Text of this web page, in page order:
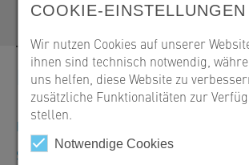
Kontakt
Bestellungen, Angebote und
SW Umwelttechnik Österreich GmbH
COOKIE-EINSTELLUNGEN
Wir nutzen Cookies auf unserer
ihnen sind technisch notwendig,
uns helfen, diese Website zu
zusätzliche Funktionalitäten zur
stellen.
Notwendige Cookies